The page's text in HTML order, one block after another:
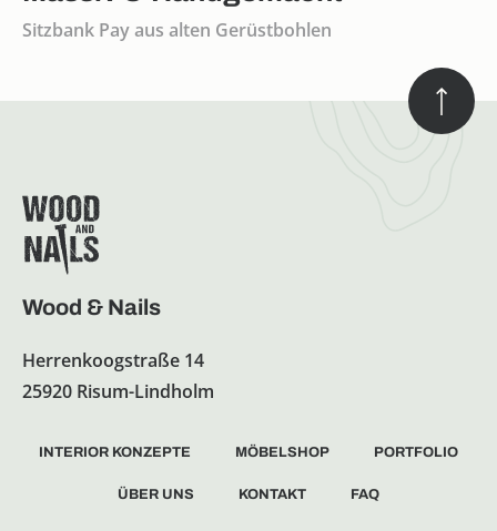
Sitzbank Pay aus alten Gerüstbohlen
Wood & Nails
Herrenkoogstraße 14
25920 Risum-Lindholm
INTERIOR KONZEPTE MÖBELSHOP PORTFOLIO
ÜBER UNS KONTAKT FAQ